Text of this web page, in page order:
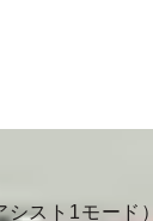
スト1モード）